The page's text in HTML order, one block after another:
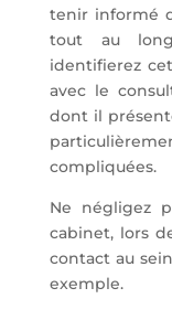
tenir informé
tout au
identifierez
avec le
dont il
compliquées.
Ne négligez
cabinet, lors
contact au
exemple.